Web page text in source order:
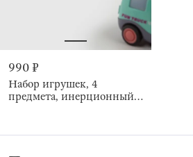
990 ₽
Набор игрушек, 4
предмета, инерционный,